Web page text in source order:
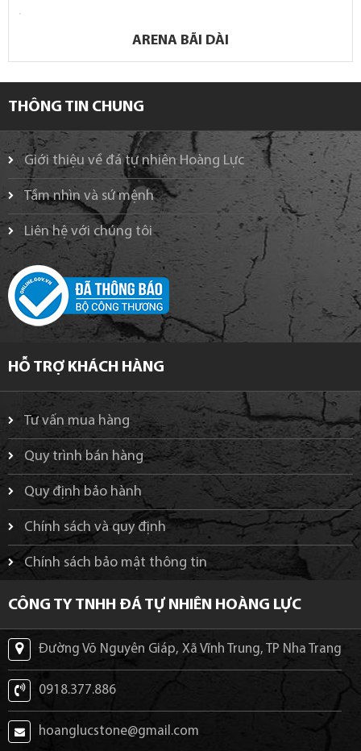
ARENA BÃI DÀI
THÔNG TIN CHUNG
Giới thiệu về đá tự nhiên Hoàng Lực
Tầm nhìn và sứ mệnh
Liên hệ với chúng tôi
HỖ TRỢ KHÁCH HÀNG
Tư vấn mua hàng
Quy trình bán hàng
Quy định bảo hành
Chính sách và quy định
Chính sách bảo mật thông tin
CÔNG TY TNHH ĐÁ TỰ NHIÊN HOÀNG LỰC
Đường Võ Nguyên Giáp, Xã Vĩnh Trung, TP Nha Trang
0918.377.886
hoanglucstone@gmail.com